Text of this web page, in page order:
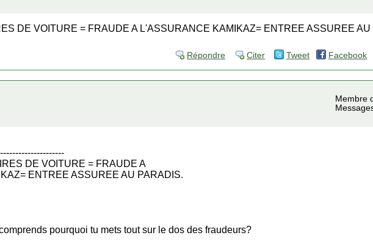
DE VOITURE = FRAUDE A L'ASSURANCE KAMIKAZ= ENTREE ASSUREE AU
Répondre Citer Tweet Facebook
Membre
DE VOITURE = FRAUDE A
ENTREE ASSUREE AU PARADIS.
pourquoi tu mets tout sur le dos des fraudeurs?